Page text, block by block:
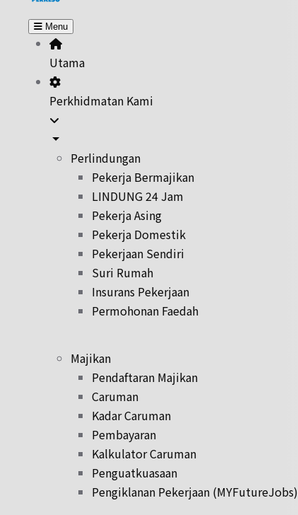
Menu
Utama
Perkhidmatan Kami
Perlindungan
Pekerja Bermajikan
LINDUNG 24 Jam
Pekerja Asing
Pekerja Domestik
Pekerjaan Sendiri
Suri Rumah
Insurans Pekerjaan
Permohonan Faedah
Majikan
Pendaftaran Majikan
Caruman
Kadar Caruman
Pembayaran
Kalkulator Caruman
Penguatkuasaan
Pengiklanan Pekerjaan (MYFutureJobs)